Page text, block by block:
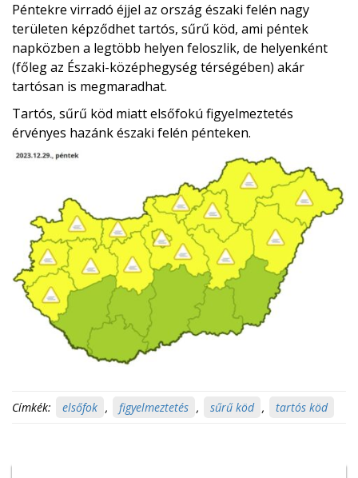
Péntekre virradó éjjel az ország északi felén nagy
területen képződhet tartós, sűrű köd, ami péntek
napközben a legtöbb helyen feloszlik, de helyenként
(főleg az Északi-középhegység térségében) akár
tartósan is megmaradhat.
Tartós, sűrű köd miatt elsőfokú figyelmeztetés
érvényes hazánk északi felén pénteken.
Címkék: elsőfok , figyelmeztetés , sűrű köd , tartós köd